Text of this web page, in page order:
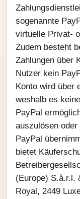
sogenannte
virtuelle Privat-
Zudem besteht
Zahlungen über
Nutzer kein
Konto wird über
weshalb es
PayPal
auszulösen oder
PayPal
bietet
(Europe) S.à.r.l.
Royal, 2449